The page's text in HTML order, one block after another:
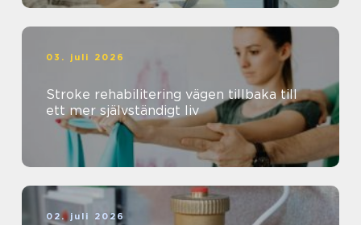
03. juli 2026
Stroke rehabilitering vägen tillbaka till
ett mer självständigt liv
02. juli 2026